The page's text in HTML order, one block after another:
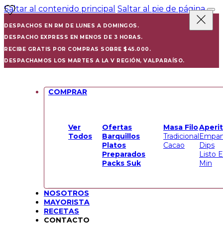
Saltar al contenido principal Saltar al pie de página
DESPACHOS EN RM DE LUNES A DOMINGOS.
DESPACHO EXPRESS EN MENOS DE 3 HORAS.
RECIBE GRATIS POR COMPRAS SOBRE $45.000.
DESPACHAMOS LOS MARTES A LA V REGIÓN, VALPARAÍSO.
COMPRAR
Ver
Todos
Ofertas
Barquillos
Platos
Preparados
Packs Suk
Masa Filo
Tradicional
Cacao
Dips
Listo
Min
NOSOTROS
MAYORISTA
RECETAS
CONTACTO